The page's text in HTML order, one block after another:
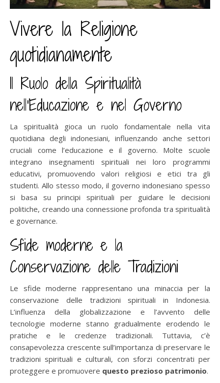
Vivere la Religione
quotidianamente
Il Ruolo della Spiritualità
nell’Educazione e nel Governo
La spiritualità gioca un ruolo fondamentale nella vita
quotidiana degli indonesiani, influenzando anche settori
cruciali come l’educazione e il governo. Molte scuole
integrano insegnamenti spirituali nei loro programmi
educativi, promuovendo valori religiosi e etici tra gli
studenti. Allo stesso modo, il governo indonesiano spesso
si basa su principi spirituali per guidare le decisioni
politiche, creando una connessione profonda tra spiritualità
e governance.
Sfide moderne e la
Conservazione delle Tradizioni
Le sfide moderne rappresentano una minaccia per la
conservazione delle tradizioni spirituali in Indonesia.
L’influenza della globalizzazione e l’avvento delle
tecnologie moderne stanno gradualmente erodendo le
pratiche e le credenze tradizionali. Tuttavia, c’è
consapevolezza crescente sull’importanza di preservare le
tradizioni spirituali e culturali, con sforzi concentrati per
proteggere e promuovere questo prezioso patrimonio.